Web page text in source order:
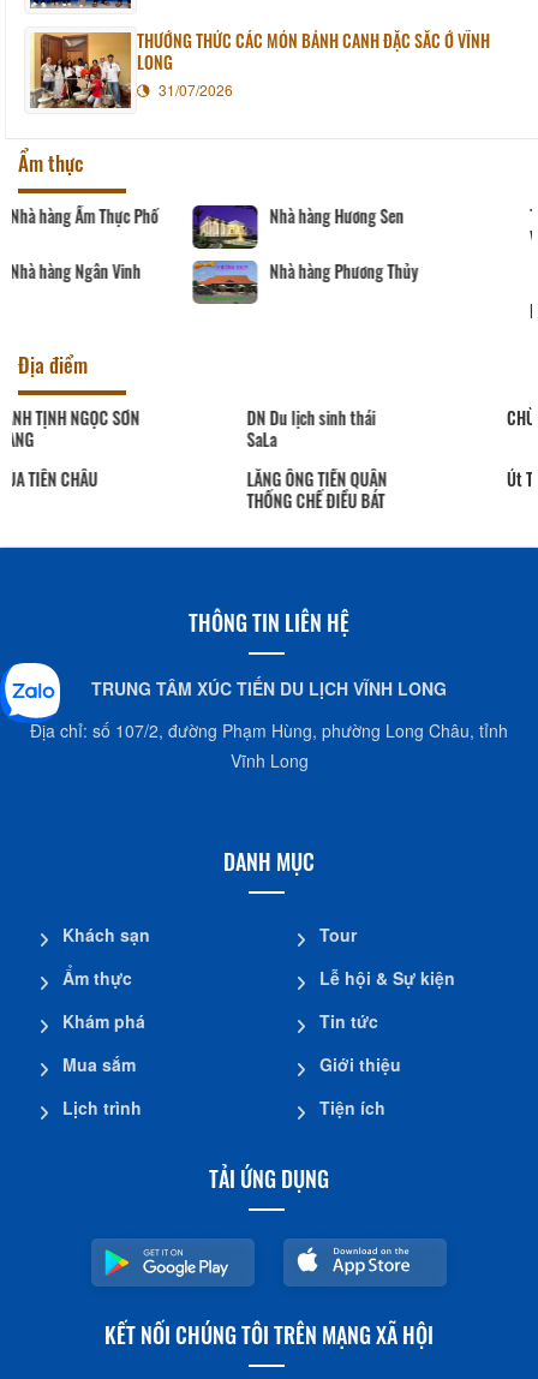
THƯỞNG THỨC CÁC MÓN BÁNH CANH ĐẶC SẮC Ở VĨNH
LONG
31/07/2026
Ẩm thực
Nhà hàng Hương Sen
Nhà hàng Phương Thủy
Tàu nhà hàng Sài Gòn -
Địa điểm
DN Du lịch sinh thái
LĂNG ÔNG TIỀN QUÂN
CHÙA PHƯỚC HẬU
Út Trinh
THÔNG TIN LIÊN HỆ
TRUNG TÂM XÚC TIẾN DU LỊCH VĨNH LONG
Địa chỉ: số 107/2, đường Phạm Hùng, phường Long Châu, tỉnh
Vĩnh Long
DANH MỤC
Khách sạn
Ẩm thực
Khám phá
Mua sắm
Lịch trình
Tour
Lễ hội & Sự kiện
Tin tức
Giới thiệu
Tiện ích
TẢI ỨNG DỤNG
KẾT NỐI CHÚNG TÔI TRÊN MẠNG XÃ HỘI